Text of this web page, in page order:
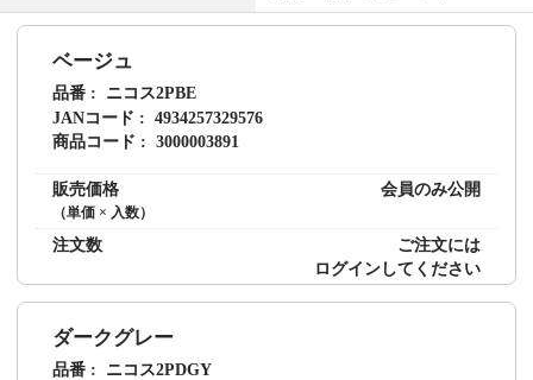
ベージュ
品番
ニコス2PBE
JANコード
4934257329576
商品コード
3000003891
販売価格
（単価 × 入数）
会員のみ公開
注文数
ご注文には
ログインしてください
ダークグレー
品番
ニコス2PDGY